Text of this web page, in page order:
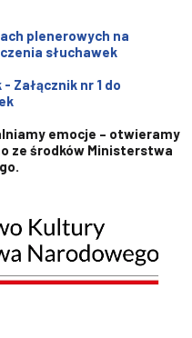
plenerowych na
słuchawek
Załącznik nr 1 do
emocje – otwieramy
ze środków Ministerstwa